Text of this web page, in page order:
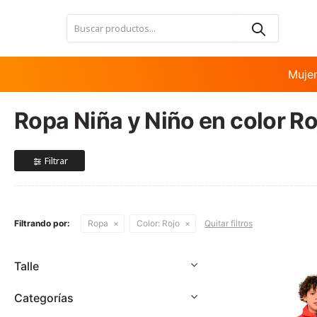
web
accesibilidad.
Presione
Control-
personas
Mujer
Ropa Niña y Niño en color
Filtrando por: Ropa Color: Rojo Quitar filtros
Talle
Categorías